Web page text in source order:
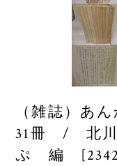
（雑誌）あ
31冊 / 北川
ぷ 編